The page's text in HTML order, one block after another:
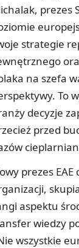
prezes
strategie
na szefa
To
decyzje
przed
prezes
aspektu
wiedzy
wszystkie